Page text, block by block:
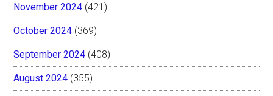
November 2024 (421)
October 2024 (369)
September 2024 (408)
August 2024 (355)